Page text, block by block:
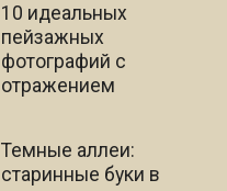
10 идеальных
пейзажных
фотографий с
отражением
Темные аллеи:
старинные буки в